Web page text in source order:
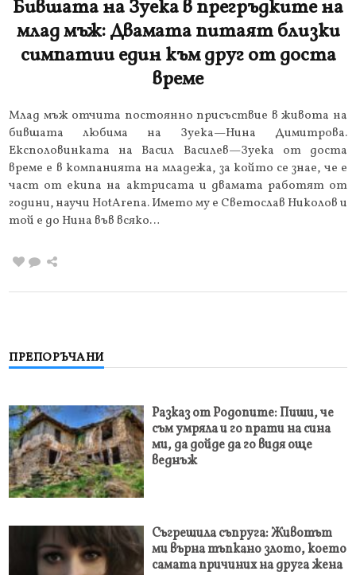
Бившата на Зуека в прегръдките на
млад мъж: Двамата питаят близки
симпатии един към друг от доста
време
Млад мъж отчита постоянно присъствие в живота на
бившата любима на Зуека—Нина Димитрова.
Експоловинката на Васил Василев—Зуека от доста
време е в компанията на младежа, за който се знае, че е
част от екипа на актрисата и двамата работят от
години, научи HotArena. Името му е Светослав Николов и
той е до Нина във всяко…
ПРЕПОРЪЧАНИ
Разказ от Родопите: Пиши, че
съм умряла и го прати на сина
ми, да дойде да го видя още
веднъж
Съгрешила съпруга: Животът
ми върна тъпкано злото, което
самата причиних на друга жена